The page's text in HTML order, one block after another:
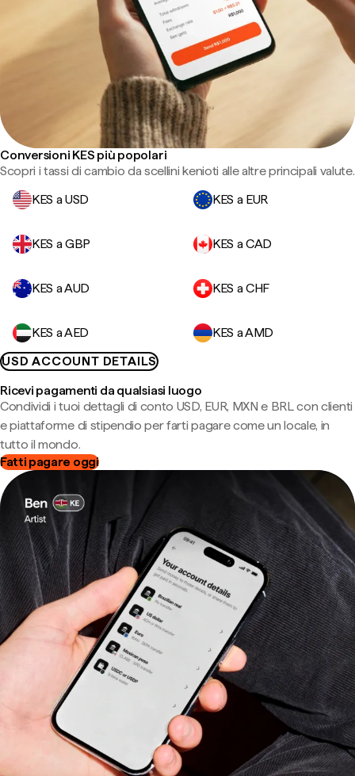
Conversioni KES più popolari
Scopri i tassi di cambio da scellini kenioti alle altre principali valute.
KES a USD
KES a EUR
KES a GBP KES a CAD
KES a AUD KES a CHF
KES a AED
KES a AMD
USD ACCOUNT DETAILS
Ricevi pagamenti da qualsiasi luogo
Condividi i tuoi dettagli di conto USD, EUR, MXN e BRL con clienti
e piattaforme di stipendio per farti pagare come un locale, in
tutto il mondo.
Fatti pagare oggi